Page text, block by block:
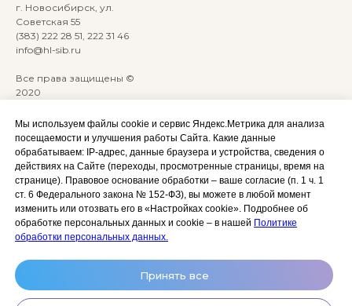
Мы используем файлы cookie и сервис Яндекс.Метрика для анализа
посещаемости и улучшения работы Сайта. Какие данные
обрабатываем: IP‑адрес, данные браузера и устройства, сведения о
действиях на Сайте (переходы, просмотренные страницы, время на
странице). Правовое основание обработки – ваше согласие (п. 1 ч. 1
ст. 6 Федерального закона № 152‑ФЗ), вы можете в любой момент
изменить или отозвать его в «Настройках cookie». Подробнее об
обработке персональных данных и cookie – в нашей Политике
обработки персональных данных.
Принять все
г. Новосибирск, ул.
Советская 55
(383) 222 28 51, 222 31 46
info@hl-sib.ru
Все права защищены ©
2020
ANKRYONK
Акции и скидки
Оплата, доставка и возврат
Сотрудничество
Личный кабинет (Обучение)
Политика
конфиденциальности
Согласие на обработку
персональных данных
космецевтики